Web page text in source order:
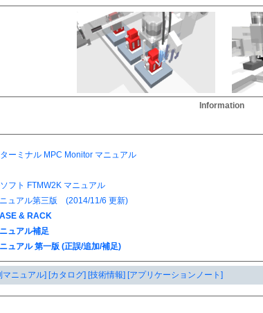
Information
マニュアル] [カタログ] [技術情報] [アプリケーションノート]